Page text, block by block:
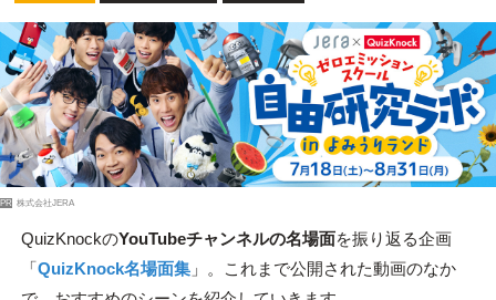
PR 株式会社JERA
QuizKnockのYouTubeチャンネルの名場面を振り返る企画
「QuizKnock名場面集」。これまで公開された動画のなか